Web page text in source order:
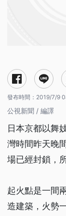
發布時間： 2019/7/9
公視新聞 / 編譯
日本京都以舞
灣時間昨天晚
場已經封鎖，
起火點是一間
造建築，火勢